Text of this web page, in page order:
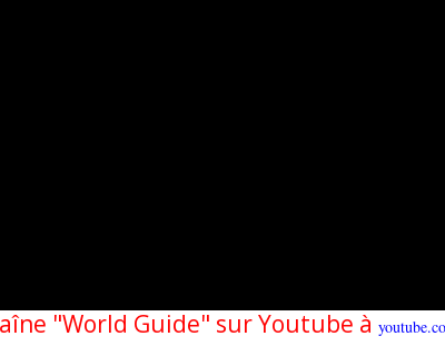
"World Guide" sur Youtube à